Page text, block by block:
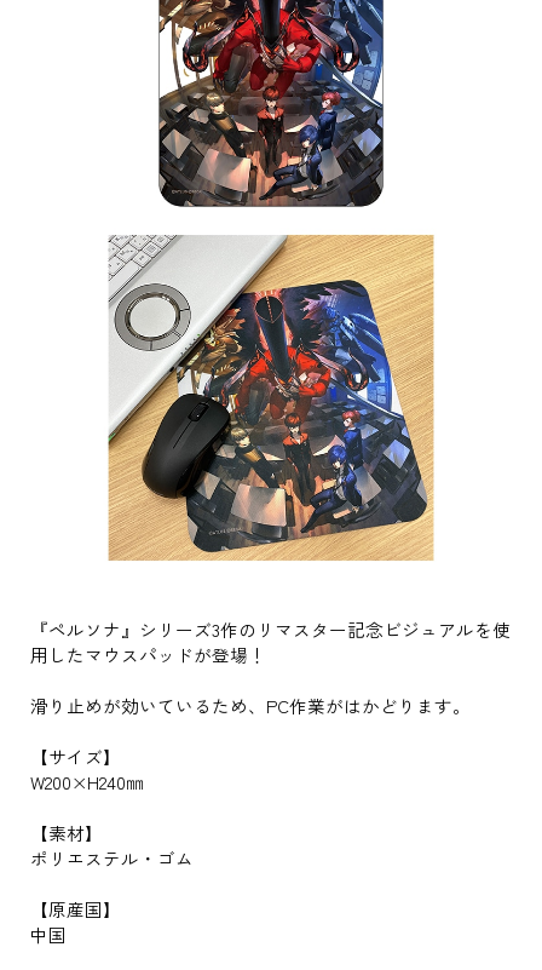
『ペルソナ』シリーズ3作のリマスター記念ビジュアルを使
用したマウスパッドが登場！
滑り止めが効いているため、PC作業がはかどります。
【サイズ】
W200×H240㎜
【素材】
ポリエステル・ゴム
【原産国】
中国